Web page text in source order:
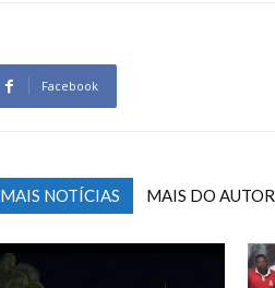
Facebook
MAIS NOTÍCIAS MAIS DO AUTOR